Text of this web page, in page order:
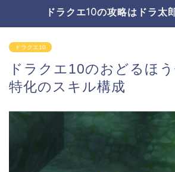
ドラクエ10の攻略はドラ太
ドラクエ10
ドラクエ10のおどるほ
特化のスキル構成